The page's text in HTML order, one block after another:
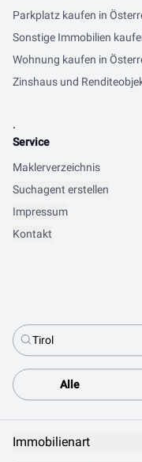
Alle
Immobilienart
Parkplatz kaufen in
Sonstige Immobilien
Wohnung kaufen in
Zinshaus und
.
Service
Maklerverzeichnis
Suchagent erstellen
Impressum
Kontakt